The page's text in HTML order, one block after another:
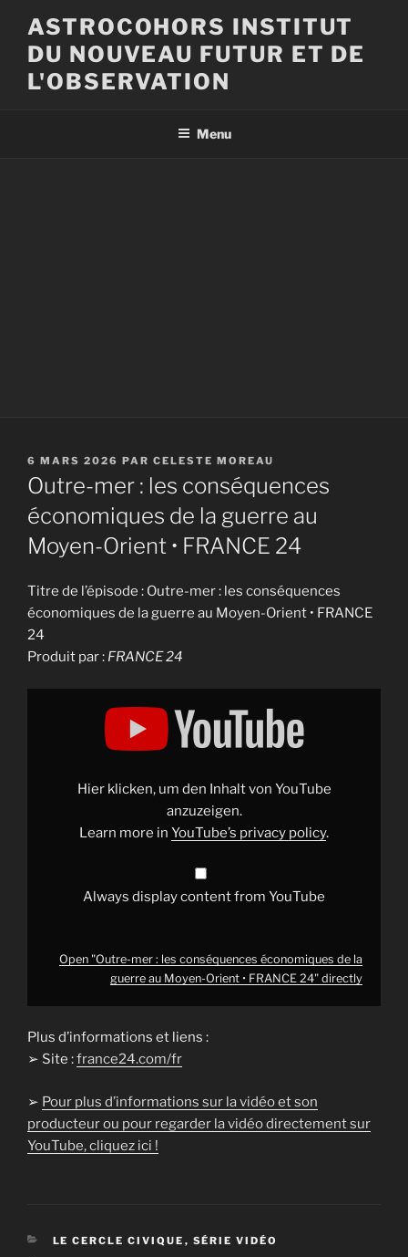
contenu
principal
ASTROCOHORS INSTITUT
DU NOUVEAU FUTUR ET DE
L'OBSERVATION
Menu
PUBLIÉ
LE
6 MARS 2026 PAR CELESTE MOREAU
Outre-mer : les conséquences
économiques de la guerre au
Moyen-Orient • FRANCE 24
Titre de l’épisode : Outre-mer : les conséquences
économiques de la guerre au Moyen-Orient • FRANCE
24
Produit par : FRANCE 24
Display
Hier klicken, um den Inhalt von YouTube
anzuzeigen.
Learn more in YouTube’s privacy policy.
Always display content from YouTube
Open "Outre-mer : les conséquences économiques de la
guerre au Moyen-Orient • FRANCE 24" directly
Plus d’informations et liens :
➢ Site :france24.com/fr
➢ Pour plus d’informations sur la vidéo et son
producteur ou pour regarder la vidéo directement sur
YouTube, cliquez ici !
CATÉGORIES
LE CERCLE CIVIQUE , SÉRIE VIDÉO